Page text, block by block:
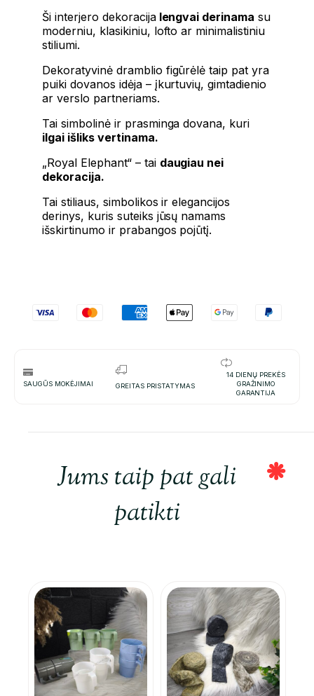
Ši interjero dekoracijalengvai derinama su
moderniu, klasikiniu, lofto ar minimalistiniu
stiliumi.
Dekoratyvinė dramblio figūrėlė taip pat yra
puiki dovanos idėja – įkurtuvių, gimtadienio
ar verslo partneriams.
Tai simbolinė ir prasminga dovana, kuri
ilgai išliks vertinama.
„Royal Elephant“ – tai daugiau nei
dekoracija.
Tai stiliaus, simbolikos ir elegancijos
derinys, kuris suteiks jūsų namams
išskirtinumo ir prabangos pojūtį.
SAUGŪS MOKĖJIMAI GREITAS PRISTATYMAS
14 DIENŲ PREKĖS
GRAŽINIMO
GARANTIJA
Jums taip pat gali
patikti